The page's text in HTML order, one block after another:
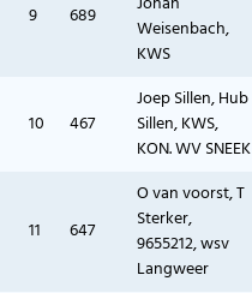
9 689
Weisenbach,
KWS
10 467
Joep Sillen, Hub
Sillen, KWS,
KON. WV SNEEK
11 647
O van voorst, T
Sterker,
9655212, wsv
Langweer